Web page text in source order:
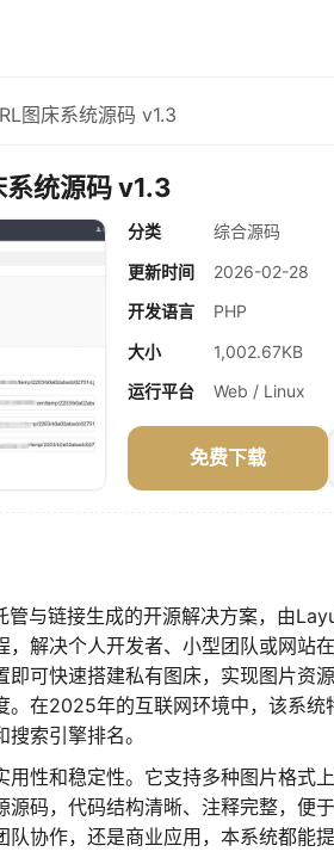
图床系统源码 v1.3
统源码 v1.3
分类
综合源码
更新时间
2026-02-28
开发语言
PHP
大小
1,002.67KB
运行平台
Web / Linux
免费下载
管与链接生成的开源解决方案，由
解决个人开发者、小型团队或网站
可快速搭建私有图床，实现图片资
。在2025年的互联网环境中，该系
索引擎排名。
性和稳定性。它支持多种图片格式
码，代码结构清晰、注释完整，便
队协作，还是商业应用，本系统都能